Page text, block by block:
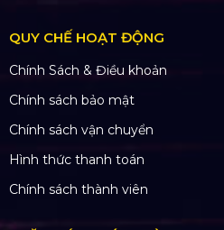
QUY CHẾ HOẠT ĐỘNG
Chính Sách & Điều khoản
Chính sách bảo mật
Chính sách vận chuyển
Hình thức thanh toán
Chính sách thành viên